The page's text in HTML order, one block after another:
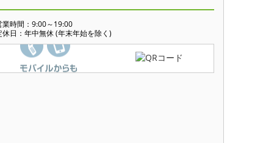
業時間：9:00～19:00
休日：年中無休 (年末年始を除く)